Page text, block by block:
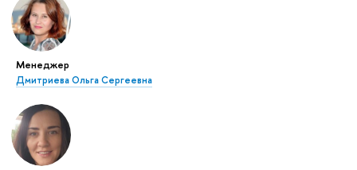
Менеджер
Дмитриева Ольга Сергеевна